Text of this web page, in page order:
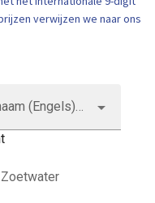
verwijzen we naar ons